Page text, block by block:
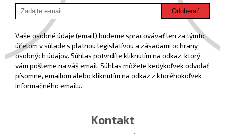
Odoberať
Vaše osobné údaje (email) budeme spracovávať len za týmto
účelom v súlade s platnou legislatívou a zásadami ochrany
osobných údajov. Súhlas potvrdíte kliknutím na odkaz, ktorý
vám pošleme na váš email. Súhlas môžete kedykoľvek odvolať
písomne, emailom alebo kliknutím na odkaz z ktoréhokoľvek
informačného emailu.
Kontakt